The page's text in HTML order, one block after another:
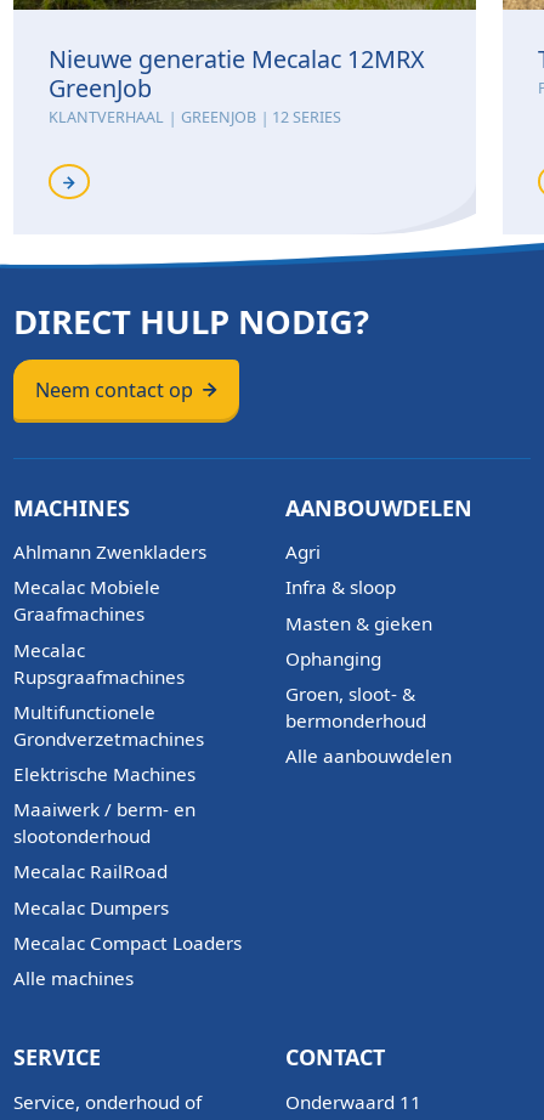
Nieuwe generatie Mecalac 12MRX
GreenJob
KLANTVERHAAL GREENJOB 12 SERIES
DIRECT HULP NODIG?
Neem contact op
MACHINES
Ahlmann Zwenkladers
Mecalac Mobiele
Graafmachines
Mecalac
Rupsgraafmachines
Multifunctionele
Grondverzetmachines
Elektrische Machines
Maaiwerk / berm- en
slootonderhoud
Mecalac RailRoad
Mecalac Dumpers
Mecalac Compact Loaders
Alle machines
AANBOUWDELEN
Agri
Infra & sloop
Masten & gieken
Ophanging
Groen, sloot- &
bermonderhoud
Alle aanbouwdelen
SERVICE
Service, onderhoud of
CONTACT
Onderwaard 11